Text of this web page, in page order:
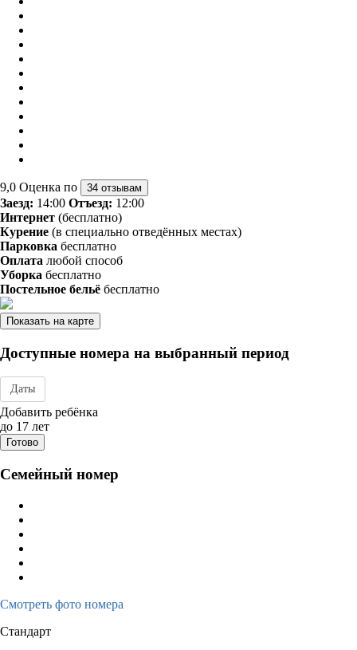
9,0 Оценка по 34 отзывам
Заезд: 14:00 Отъезд: 12:00
Интернет (бесплатно)
Курение (в специально отведённых местах)
Парковка бесплатно
Оплата любой способ
Уборка бесплатно
Постельное бельё бесплатно
Показать на карте
Доступные номера на выбранный период
Даты
Дата заезда - отъезда
Добавить ребёнка
до 17 лет
Готово
Семейный номер
Смотреть фото номера
Стандарт